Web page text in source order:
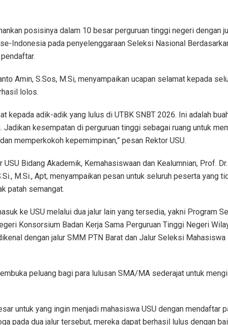
posisinya dalam 10 besar perguruan tinggi negeri dengan
Indonesia pada penyelenggaraan Seleksi Nasional
Amin, S.Sos, M.Si, menyampaikan ucapan selamat kepada
lolos.
kepada adik-adik yang lulus di UTBK SNBT 2026. Ini adalah
Jadikan kesempatan di perguruan tinggi sebagai ruang untuk
memperkokoh kepemimpinan,” pesan Rektor USU.
USU Bidang Akademik, Kemahasiswaan dan Kealumnian, Prof.
M.Si., Apt, menyampaikan pesan untuk seluruh peserta yang
patah semangat.
ke USU melalui dua jalur lain yang tersedia, yakni Program
Konsorsium Badan Kerja Sama Perguruan Tinggi Negeri
dengan jalur SMM PTN Barat dan Jalur Seleksi Mahasiswa
peluang bagi para lulusan SMA/MA sederajat untuk
untuk yang ingin menjadi mahasiswa USU dengan mendaftar
pada dua jalur tersebut, mereka dapat berhasil lulus dengan